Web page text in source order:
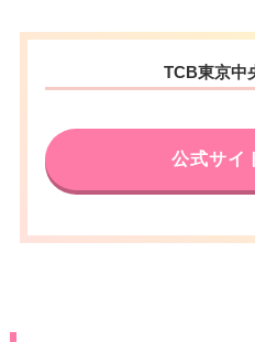
TCB東京中
公式サイ